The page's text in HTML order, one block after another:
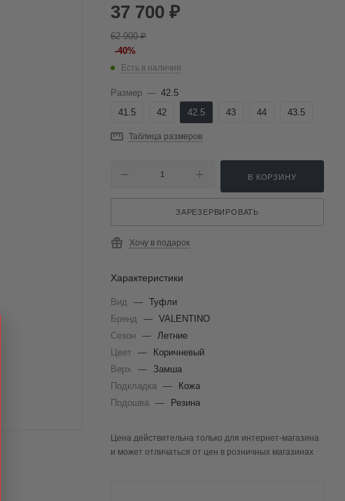
37 700 ₽
62 900₽
-40%
Есть в наличии
Размер — 42.5
41.5
42 42.5 43 44 43.5
Таблица размеров
В КОРЗИНУ
ЗАРЕЗЕРВИРОВАТЬ
Хочу в подарок
Характеристики
Вид — Туфли
Бренд
— VALENTINO
Сезон
— Летние
Цвет —
Коричневый
Верх
— Замша
Подкладка —
Кожа
Подошва — Резина
Цена действительна только для интернет-магазина
и может отличаться от цен в розничных магазинах